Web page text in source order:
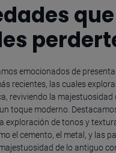
emocionados de
recientes, las cuales
reviviendo la majestuosidad
toque moderno.
exploración de tonos y
el cemento, el metal, y las
de lo antiguo